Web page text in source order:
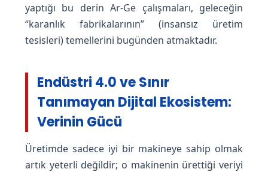
yaptığı bu derin Ar-Ge çalışmaları, geleceğin
“karanlık fabrikalarının” (insansız üretim
tesisleri) temellerini bugünden atmaktadır.
Endüstri 4.0 ve Sınır
Tanımayan Dijital Ekosistem:
Verinin Gücü
Üretimde sadece iyi bir makineye sahip olmak
artık yeterli değildir; o makinenin ürettiği veriyi